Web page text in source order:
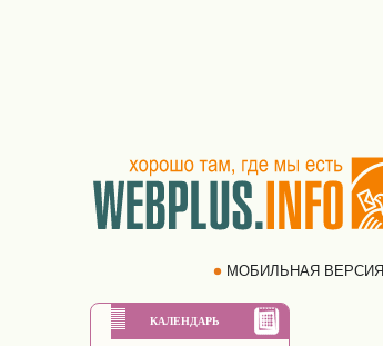
МОБИЛЬНАЯ ВЕРСИЯ
КАЛЕНДАРЬ